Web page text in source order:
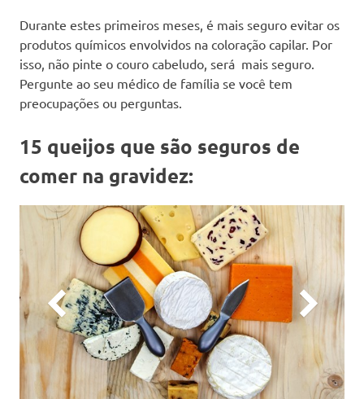
Durante estes primeiros meses, é mais seguro evitar os
produtos químicos envolvidos na coloração capilar. Por
isso, não pinte o couro cabeludo, será mais seguro.
Pergunte ao seu médico de família se você tem
preocupações ou perguntas.
15 queijos que são seguros de
comer na gravidez: